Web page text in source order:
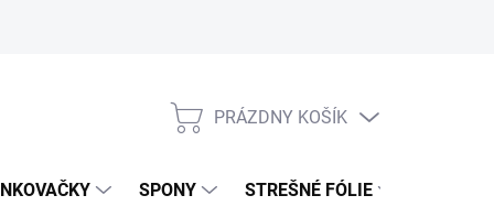
NÁKUPNÝ
PRÁZDNY KOŠÍK
SPONY STREŠNÉ FÓLIE